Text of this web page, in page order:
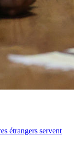
étrangers servent